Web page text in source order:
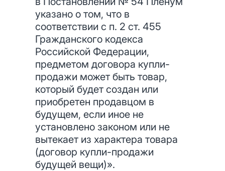
указано о том, что в
соответствии с п. 2 ст. 455
Гражданского кодекса
Российской Федерации,
предметом договора купли-
продажи может быть товар,
который будет создан или
приобретен продавцом в
будущем, если иное не
установлено законом или не
вытекает из характера товара
(договор купли-продажи
будущей вещи)».